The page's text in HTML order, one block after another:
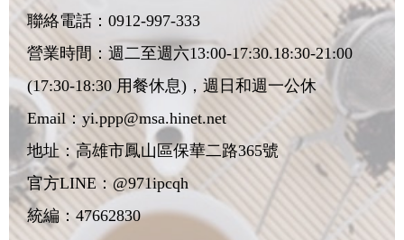
聯絡電話： 0912-997-333
營業時間：週二至週六13:00-17:30.18:30-21:00
(17:30-18:30 用餐休息)，週日和週一公休
Email： yi.ppp@msa.hinet.net
地址： 高雄市鳳山區保華二路365號
官方LINE：@971ipcqh
統編：47662830